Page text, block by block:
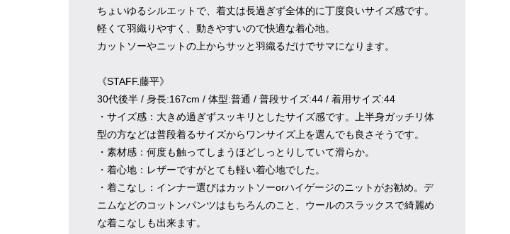
ちょいゆるシルエットで、着丈は長過ぎず全体的に丁度良いサイズ感です。
軽くて羽織りやすく、動きやすいので快適な着心地。
カットソーやニットの上からサッと羽織るだけでサマになります。
《STAFF.藤平》
30代後半 / 身長:167cm / 体型:普通 / 普段サイズ:44 / 着用サイズ:44
・サイズ感：大きめ過ぎずスッキリとしたサイズ感です。上半身ガッチリ体
型の方などは普段着るサイズからワンサイズ上を選んでも良さそうです。
・素材感：何度も触ってしまうほどしっとりしていて滑らか。
・着心地：レザーですがとても軽い着心地でした。
・着こなし：インナー選びはカットソーorハイゲージのニットがお勧め。デ
ニムなどのコットンパンツはもちろんのこと、ウールのスラックスで綺麗め
な着こなしも出来ます。